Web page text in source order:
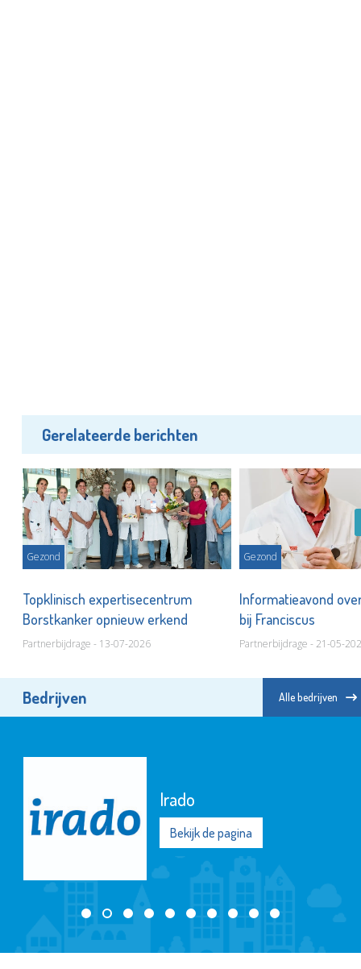
Gerelateerde berichten
Gezond
Topklinisch expertisecentrum
Borstkanker opnieuw erkend
Partnerbijdrage - 13-07-2026
Gezond
Informatieavond
bij Franciscus
Partnerbijdrage - 21-05-
Bedrijven Alle bedrijven
Irado
Bekijk de pagina